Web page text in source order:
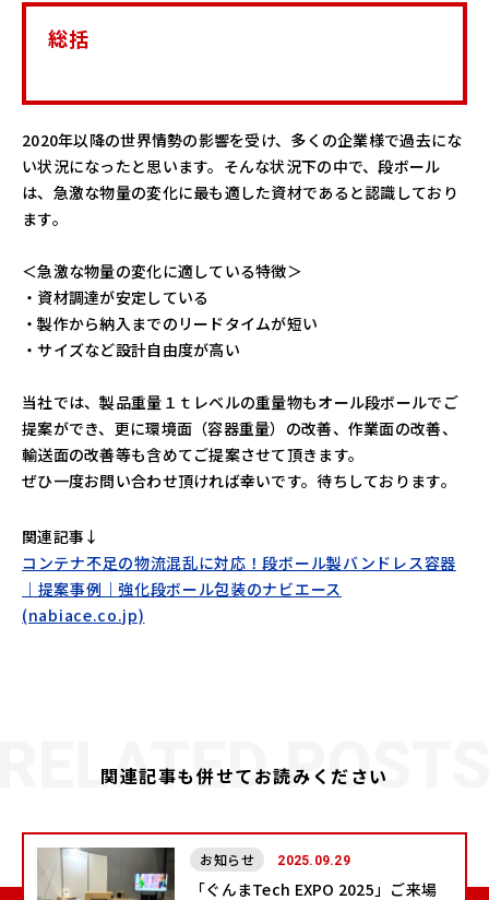
総括
2020年以降の世界情勢の影響を受け、多くの企業様で過去にな
い状況になったと思います。そんな状況下の中で、段ボール
は、急激な物量の変化に最も適した資材であると認識しており
ます。
＜急激な物量の変化に適している特徴＞
・資材調達が安定している
・製作から納入までのリードタイムが短い
・サイズなど設計自由度が高い
当社では、製品重量１ｔレベルの重量物もオール段ボールでご
提案ができ、更に環境面（容器重量）の改善、作業面の改善、
輸送面の改善等も含めてご提案させて頂きます。
ぜひ一度お問い合わせ頂ければ幸いです。待ちしております。
関連記事↓
コンテナ不足の物流混乱に対応！段ボール製バンドレス容器
｜提案事例｜強化段ボール包装のナビエース
(nabiace.co.jp)
関連記事も併せてお読みください
2025.09.29
お知らせ
「ぐんまTech EXPO 2025」ご来場